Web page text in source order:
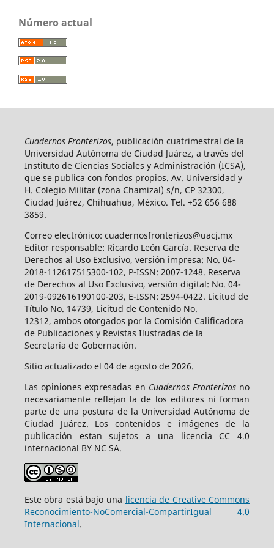
Número actual
Cuadernos Fronterizos, publicación cuatrimestral de la
Universidad Autónoma de Ciudad Juárez, a través del
Instituto de Ciencias Sociales y Administración (ICSA),
que se publica con fondos propios. Av. Universidad y
H. Colegio Militar (zona Chamizal) s/n, CP 32300,
Ciudad Juárez, Chihuahua, México. Tel. +52 656 688
3859.
Correo electrónico: cuadernosfronterizos@uacj.mx
Editor responsable: Ricardo León García. Reserva de
Derechos al Uso Exclusivo, versión impresa: No. 04-
2018-112617515300-102, P-ISSN: 2007-1248. Reserva
de Derechos al Uso Exclusivo, versión digital: No. 04-
2019-092616190100-203, E-ISSN: 2594-0422. Licitud de
Título No. 14739, Licitud de Contenido No.
12312, ambos otorgados por la Comisión Calificadora
de Publicaciones y Revistas Ilustradas de la
Secretaría de Gobernación.
Sitio actualizado el 04 de agosto de 2026.
Las opiniones expresadas en Cuadernos Fronterizosno
necesariamente reflejan la de los editores ni forman
parte de una postura de la Universidad Autónoma de
Ciudad Juárez. Los contenidos e imágenes de la
publicación estan sujetos a una licencia CC 4.0
internacional BY NC SA.
Este obra está bajo una licencia de Creative Commons
Reconocimiento-NoComercial-CompartirIgual 4.0
Internacional.